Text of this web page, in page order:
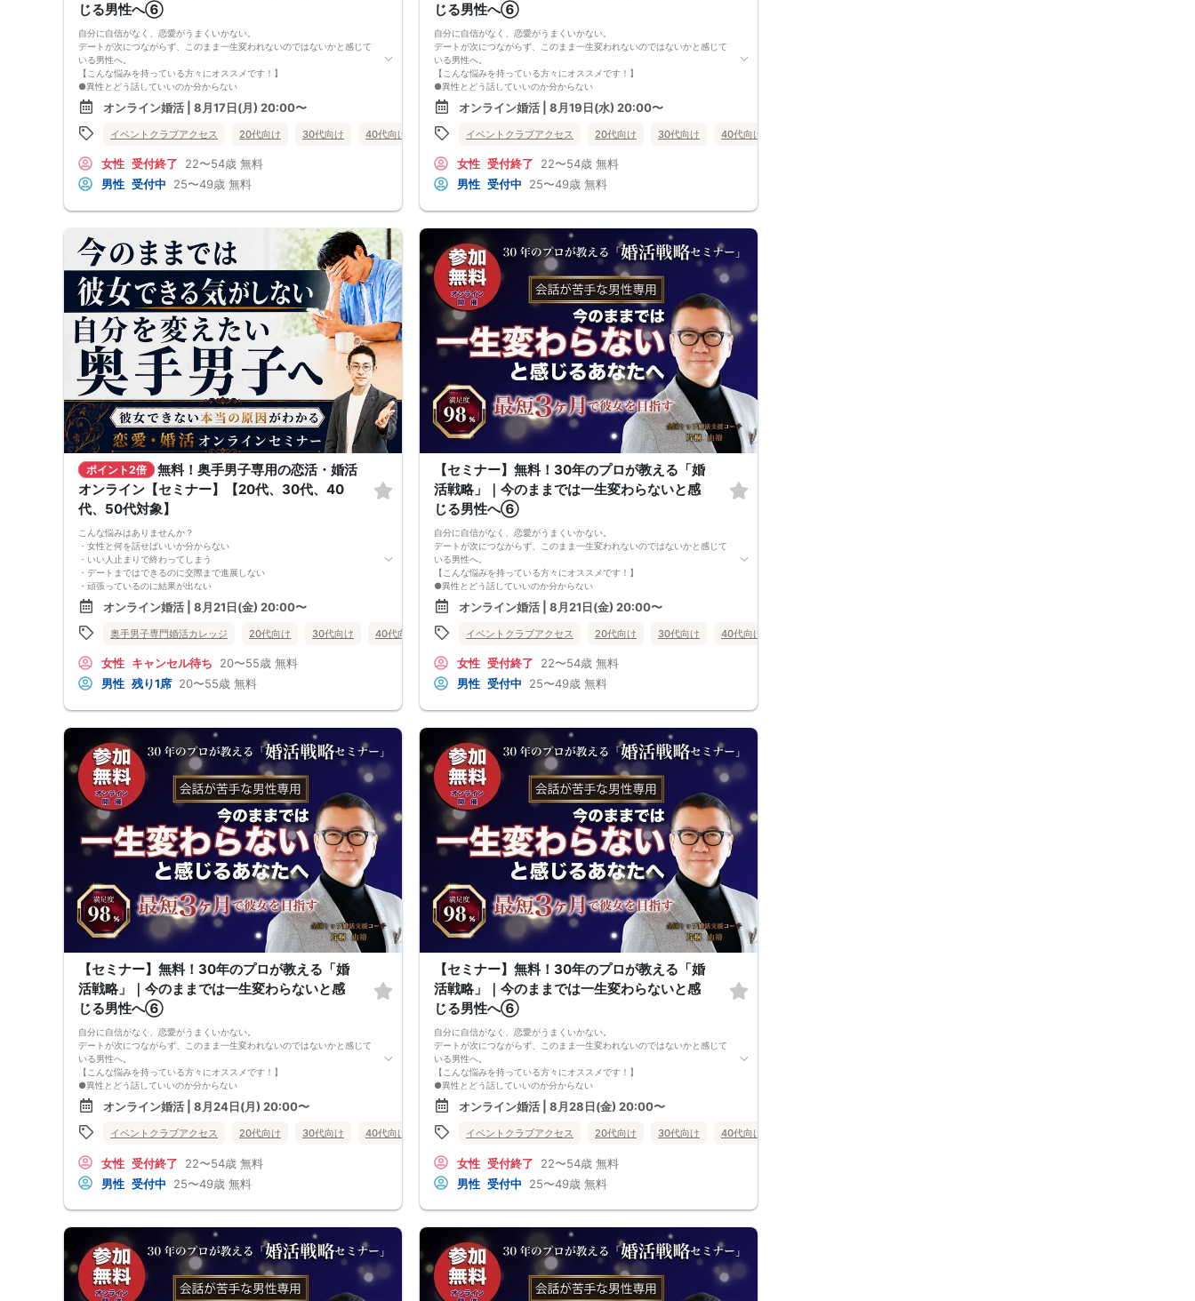
じる男性へ⑥
自分に自信がなく、恋愛がうまくいかない。
デートが次につながらず、このまま一生変われないのではないかと感じて
いる男性へ。
【こんな悩みを持っている方々にオススメです！】
●異性とどう話していいのか分からない
●婚活パーティー、合コンで上手くいかない
●デートやお見合いが２回目につながらない
●今のままでは一生変わらない気がする
●異性から断られると、自分の人格を否定されている気分になる
最短3ヶ月で彼女ができる可能性を高め、1年以内の結婚を目指すための
恋愛・婚活の具体的な方法をお伝えします。
【婚活戦略セミナーで得られるメリットは！】
●婚活パーティーやマッチングアプリで結果を出せるようになる
●異性とのコミュニケーションのポイントが理解できる
●好きになった女性との関係を続けられるようになる
まずは、異性が求めていることを理解し、
それを提供できる自分自身に変化していくことにより、
はじめて自分が好きな異性が自分を好きになってくれるようになり、
恋愛婚活が上手くいくようになります。
改善
異性が求めていることを理解し、
それを自然に伝えられる自分に変わることで、
好きな女性から選ばれるようになります。
婚活戦略セミナーでは、恋愛や婚活で悩む男性が
短期間で変化と成果を実感できる方法をお伝えします。
【注意事項】
・セミナー中はカメラをオン（お顔を出して）での受講をお願いします。
（屋外、車内からのご参加や、途中入室、退出はご遠慮下さい。）
【キャンセル規定】
セミナー準備の都合上、当日無断キャンセルの場合は、3,000円のキャン
セル料をお支払いいただきます。
オンライン婚活 | 8月17日(月) 20:00〜
イベントクラブアクセス 20代向け 30代向け 40代向け 女性無料 オンライン婚活 婚活セミナー 山形県
女性 受付終了 22〜54歳 無料
男性 受付中 25〜49歳 無料
じる男性へ⑥
自分に自信がなく、恋愛がうまくいかない。
デートが次につながらず、このまま一生変われないのではないかと感じて
いる男性へ。
【こんな悩みを持っている方々にオススメです！】
●異性とどう話していいのか分からない
●婚活パーティー、合コンで上手くいかない
●デートやお見合いが２回目につながらない
●今のままでは一生変わらない気がする
●異性から断られると、自分の人格を否定されている気分になる
最短3ヶ月で彼女ができる可能性を高め、1年以内の結婚を目指すための
恋愛・婚活の具体的な方法をお伝えします。
【婚活戦略セミナーで得られるメリットは！】
●婚活パーティーやマッチングアプリで結果を出せるようになる
●異性とのコミュニケーションのポイントが理解できる
●好きになった女性との関係を続けられるようになる
まずは、異性が求めていることを理解し、
それを提供できる自分自身に変化していくことにより、
はじめて自分が好きな異性が自分を好きになってくれるようになり、
恋愛婚活が上手くいくようになります。
異性が求めていることを理解し、
それを自然に伝えられる自分に変わることで、
好きな女性から選ばれるようになります。
婚活戦略セミナーでは、恋愛や婚活で悩む男性が
短期間で変化と成果を実感できる方法をお伝えします。
【注意事項】
・セミナー中はカメラをオン（お顔を出して）での受講をお願いします。
（屋外、車内からのご参加や、途中入室、退出はご遠慮下さい。）
セル料をお支払いいただきます。
オンライン婚活 | 8月19日(水) 20:00〜
イベントクラブアクセス 20代向け 30代向け 40代向け
女性 受付終了 22〜54歳 無料
男性 受付中 25〜49歳 無料
ポイント2倍
無料！奥手男子専用の恋活・婚活
オンライン【セミナー】【20代、30代、40
代、50代対象】
こんな悩みはありませんか？
・女性と何を話せばいいか分からない
・いい人止まりで終わってしまう
・デートまではできるのに交際まで進展しない
・頑張っているのに結果が出ない
・何が原因なのか分からない
・このまま続けても彼女ができる気がしない
これまで500名以上の
奥手男子の恋愛・婚活相談に乗ってきて、
それは、
多くの奥手男子は、努力不足ではなく、
努力の方向性がズレているということです。
恋愛系YouTubeを見たり、
婚活パーティーや街コンへ参加したり、
みなさん本当に努力しています。
でも、その努力が本命女性との交際につながらず、
「このまま恋愛・婚活を続けても、
本命女性と交際できないのではないか…」
そんな不安を抱えている奥手男子が本当に多いです。
つまり、
やみくもに頑張るだけでは、
本命女性との交際には
つながらないということです。
このまま原因が分からないまま
恋愛や婚活を続けても、
お金も時間も失ってしまいます。
だからこそ、
彼女ができない本当の原因を
だからこそ今回、無料オンラインセミナーで
・彼女ができない本当の原因
・本命女性に選ばれる
奥手男子専用32の極意の全体像
今年こそは彼女できて
一緒に美味しいものを食べに行ったり、
映画に行ったり、旅行に行けるように、
ぜひこの先を読み進めてみてください👇
※講師の急用以外はたとえ参加人数が1人でも
その人のために必ず実施します
ビデオオフでも参加OKにしているので
オンライン婚活 | 8月21日(金) 20:00〜
奥手男子専門婚活カレッジ 20代向け 30代向け 40代向け 50代向け バツイチ・再婚 女性無料 オンライン婚活 婚活セミナー
女性 キャンセル待ち 20〜55歳 無料
男性 残り1席 20〜55歳 無料
【セミナー】無料！30年のプロが教える「婚
活戦略」｜今のままでは一生変わらないと感
じる男性へ⑥
自分に自信がなく、恋愛がうまくいかない。
デートが次につながらず、このまま一生変われないのではないかと感じて
いる男性へ。
【こんな悩みを持っている方々にオススメです！】
●異性とどう話していいのか分からない
●婚活パーティー、合コンで上手くいかない
●デートやお見合いが２回目につながらない
●今のままでは一生変わらない気がする
●異性から断られると、自分の人格を否定されている気分になる
最短3ヶ月で彼女ができる可能性を高め、1年以内の結婚を目指すための
恋愛・婚活の具体的な方法をお伝えします。
【婚活戦略セミナーで得られるメリットは！】
●婚活パーティーやマッチングアプリで結果を出せるようになる
●異性とのコミュニケーションのポイントが理解できる
●好きになった女性との関係を続けられるようになる
まずは、異性が求めていることを理解し、
それを提供できる自分自身に変化していくことにより、
はじめて自分が好きな異性が自分を好きになってくれるようになり、
恋愛婚活が上手くいくようになります。
異性が求めていることを理解し、
それを自然に伝えられる自分に変わることで、
好きな女性から選ばれるようになります。
婚活戦略セミナーでは、恋愛や婚活で悩む男性が
短期間で変化と成果を実感できる方法をお伝えします。
【注意事項】
・セミナー中はカメラをオン（お顔を出して）での受講をお願いします。
（屋外、車内からのご参加や、途中入室、退出はご遠慮下さい。）
セル料をお支払いいただきます。
オンライン婚活 | 8月21日(金) 20:00〜
イベントクラブアクセス 20代向け 30代向け 40代向け
女性 受付終了 22〜54歳 無料
男性 受付中 25〜49歳 無料
【セミナー】無料！30年のプロが教える「婚
活戦略」｜今のままでは一生変わらないと感
じる男性へ⑥
自分に自信がなく、恋愛がうまくいかない。
デートが次につながらず、このまま一生変われないのではないかと感じて
いる男性へ。
【こんな悩みを持っている方々にオススメです！】
●異性とどう話していいのか分からない
●婚活パーティー、合コンで上手くいかない
●デートやお見合いが２回目につながらない
●今のままでは一生変わらない気がする
●異性から断られると、自分の人格を否定されている気分になる
最短3ヶ月で彼女ができる可能性を高め、1年以内の結婚を目指すための
恋愛・婚活の具体的な方法をお伝えします。
【婚活戦略セミナーで得られるメリットは！】
●婚活パーティーやマッチングアプリで結果を出せるようになる
●異性とのコミュニケーションのポイントが理解できる
●好きになった女性との関係を続けられるようになる
まずは、異性が求めていることを理解し、
それを提供できる自分自身に変化していくことにより、
はじめて自分が好きな異性が自分を好きになってくれるようになり、
オンライン婚活 | 8月24日(月) 20:00〜
イベントクラブアクセス 20代向け 30代向け 40代向け 女性無料 オンライン婚活 婚活セミナー 山形県
女性 受付終了 22〜54歳 無料
男性 受付中 25〜49歳 無料
【セミナー】無料！30年のプロが教える「婚
活戦略」｜今のままでは一生変わらないと感
じる男性へ⑥
自分に自信がなく、恋愛がうまくいかない。
デートが次につながらず、このまま一生変われないのではないかと感じて
いる男性へ。
【こんな悩みを持っている方々にオススメです！】
●異性とどう話していいのか分からない
●婚活パーティー、合コンで上手くいかない
●デートやお見合いが２回目につながらない
●今のままでは一生変わらない気がする
●異性から断られると、自分の人格を否定されている気分になる
最短3ヶ月で彼女ができる可能性を高め、1年以内の結婚を目指すための
恋愛・婚活の具体的な方法をお伝えします。
【婚活戦略セミナーで得られるメリットは！】
●婚活パーティーやマッチングアプリで結果を出せるようになる
●異性とのコミュニケーションのポイントが理解できる
●好きになった女性との関係を続けられるようになる
まずは、異性が求めていることを理解し、
それを提供できる自分自身に変化していくことにより、
はじめて自分が好きな異性が自分を好きになってくれるようになり、
オンライン婚活 | 8月28日(金) 20:00〜
イベントクラブアクセス 20代向け 30代向け 40代向け
女性 受付終了 22〜54歳 無料
男性 受付中 25〜49歳 無料